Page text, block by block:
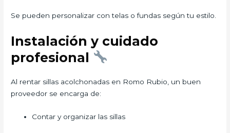
Se pueden personalizar con telas o fundas según tu estilo.
Instalación y cuidado
profesional
Al rentar sillas acolchonadas en Romo Rubio, un buen
proveedor se encarga de:
Contar y organizar las sillas